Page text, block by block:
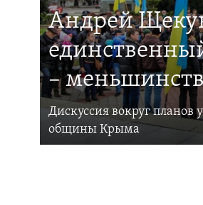
Андрей
–
Дискуссия вокруг планов
общины Крыма